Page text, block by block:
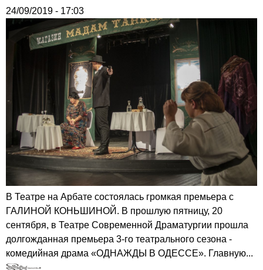
24/09/2019 - 17:03
В Театре на Арбате состоялась громкая премьера с
ГАЛИНОЙ КОНЬШИНОЙ. В прошлую пятницу, 20
сентября, в Театре Современной Драматургии прошла
долгожданная премьера 3-го театрального сезона -
комедийная драма «ОДНАЖДЫ В ОДЕССЕ». Главную...